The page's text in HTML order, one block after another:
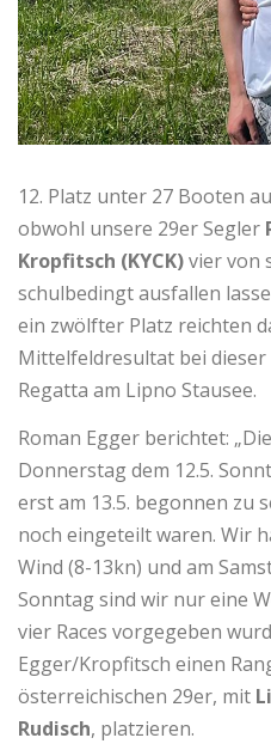
12. Platz unter 27 Booten
obwohl unsere 29er Segler
Kropfitsch (KYCK)vier von
schulbedingt ausfallen
ein zwölfter Platz reichten
Mittelfeldresultat bei
Regatta am Lipno Stausee.
Roman Egger berichtet:
Donnerstag dem 12.5.
erst am 13.5. begonnen zu
noch eingeteilt waren. Wir
Wind (8-13kn) und am
Sonntag sind wir nur eine
vier Races vorgegeben
Egger/Kropfitsch einen
österreichischen 29er, mit
Rudisch, platzieren.